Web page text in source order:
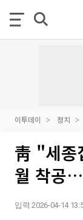
이투데이 정치
靑 "세종
월 착공
입력 2026-04-14